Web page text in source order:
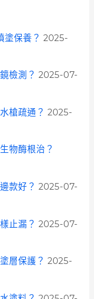
塗保養？ 2025-
檢測？ 2025-07-
槍疏通？ 2025-
物酶根治？
款好？ 2025-07-
止漏？ 2025-07-
層保護？ 2025-